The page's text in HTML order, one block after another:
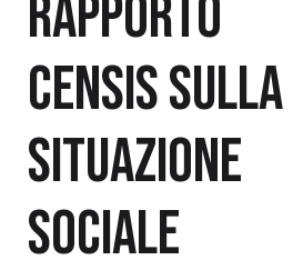
rapporto
Censis sulla
situazione
sociale